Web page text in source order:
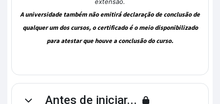
extensão.
A universidade também não emitirá declaração de conclusão de
qualquer um dos cursos, o certificado é o meio disponibilizado
para atestar que houve a conclusão do curso.
Antes de iniciar...